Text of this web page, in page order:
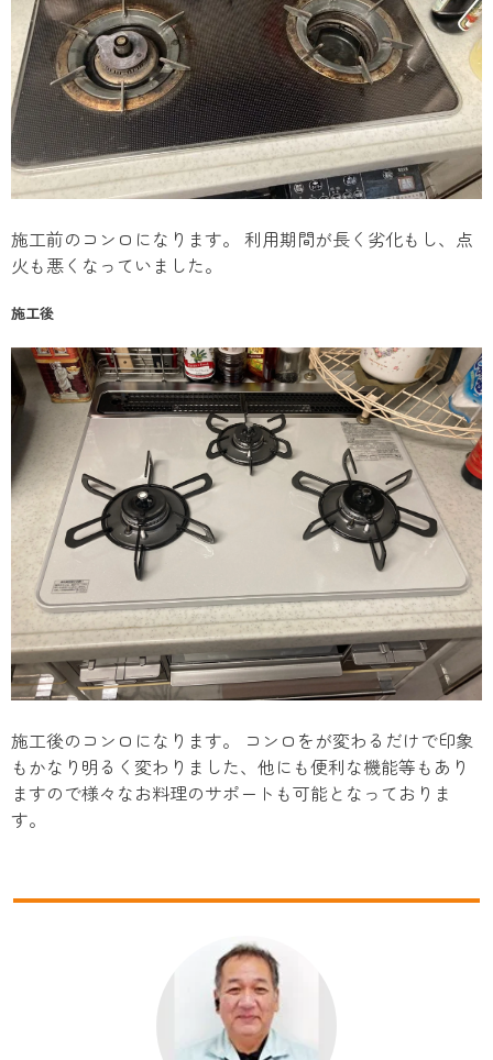
施工前のコンロになります。 利用期間が長く劣化もし、点
火も悪くなっていました。
施工後
施工後のコンロになります。 コンロをが変わるだけで印象
もかなり明るく変わりました、他にも便利な機能等もあり
ますので様々なお料理のサポートも可能となっておりま
す。